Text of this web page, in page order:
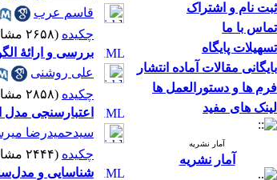
ثبت نام و اشتراک
تماس با ما
تسهیلات پایگاه
بایگانی مقالات آماده انتشار
فرم ها و دستورالعمل ها
لینک های مفید
آمار نشریه
آمار نشریه
قاسم عرب
چکیده (۲۶۵۸ مشاهده)
بررسی و ارائۀ
علی روشنی
چکیده (۲۸۵۸ مشاهده)
اعتبارسنجی
سیدحمیدرضا
چکیده (۲۴۴۴ مشاهده)
شناسایی و